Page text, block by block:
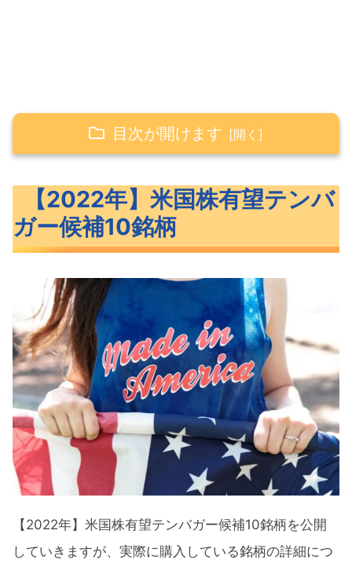
目次が開けます
柄
【2022年】米国株有望テンバガー候補10銘
CRWD（クラウドストライク）概要
U（ユニティ）概要
AFRM（アファーム）概要
NAPA（ザ・ダックホーン・ポートフォ
リオ）概要
COIN（コインベース）概要
MQ（マルケタ）概要
LAW（CSディスコ）概要
RIVN（リビアン）概要
【2022年】米国株有望テンバ
ガー候補10銘柄
【2022年】米国株有望テンバガー候補10銘柄を公開
していきますが、実際に購入している銘柄の詳細につ